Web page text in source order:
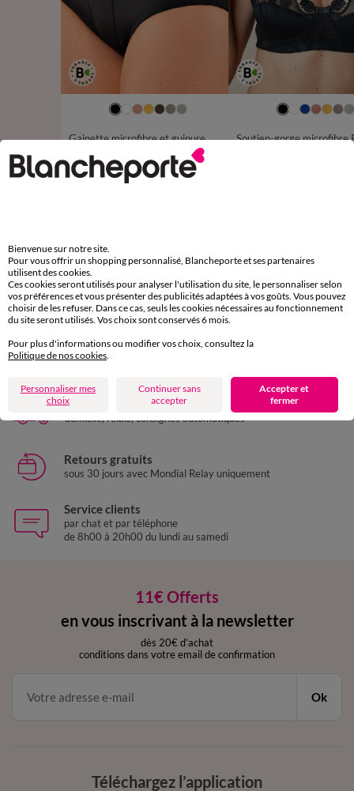
42/44 46/48 50/52
Gainette microfibre et guipure Rima - lot de 2
à partir de 29,98 € les 2
-50% dès 2 art Code 899013
D'autres idées de Soutien-gorge avec armatures
Paiement 100% sécurisé
Payez plus tard ou en plusieurs fois
Livraison express
domicile, relais, consignes automatiques
Retours gratuits
sous 30 jours avec Mondial Relay uniquement
Service clients
par chat et par téléphone
de 8h00 à 20h00 du lundi au samedi
11€ Offerts
en vous inscrivant à la newsletter
dès 20€ d’achat
conditions dans votre email de confirmation
Ok
Téléchargez l’application
Bienvenue sur notre site.
Pour vous offrir un shopping personnalisé, Blancheporte et ses partenaires
utilisent des cookies.
Ces cookies seront utilisés pour analyser l'utilisation du site, le personnaliser selon
vos préférences et vous présenter des publicités adaptées à vos goûts. Vous pouvez
choisir de les refuser. Dans ce cas, seuls les cookies nécessaires au fonctionnement
du site seront utilisés. Vos choix sont conservés 6 mois.
Pour plus d'informations ou modifier vos choix, consultez la
Politique de nos cookies
Personnaliser mes
choix
Continuer sans
accepter
Accepter et
fermer